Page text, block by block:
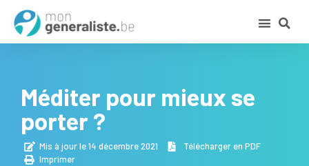
Méditer pour mieux se
porter ?
Mis à jour le 14 décembre 2021
Télécharger en PDF
Imprimer